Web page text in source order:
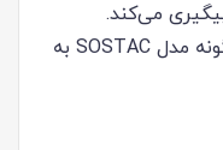
می‌کند.
این مثال عملی نشان می‌دهد که چگونه مدل SOSTAC به